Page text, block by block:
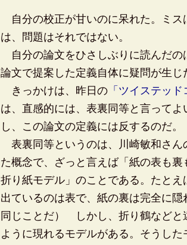
自分の校正が甘いのに呆れた。ミス
は、問題はそれではない。
自分の論文をひさしぶりに読んだの
論文で提案した定義自体に疑問が生じ
きっかけは、昨日の 「ツイステッ
は、直感的には、表裏同等と言って
し、この論文の定義には反するのだ。
表裏同等というのは、川崎敏和さん
た概念で、ざっと言えば「紙の表も
折り紙モデル」のことである。たと
出ているのは表で、紙の裏は完全に
同じことだ） しかし、折り鶴などと
ように現れるモデルがある。そうし